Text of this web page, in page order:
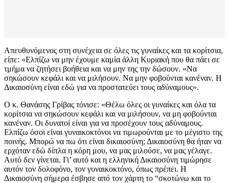
Απευθυνόμενος στη συνέχεια σε όλες τις γυναίκες και τα κορίτσια,
είπε: «Ελπίζω να μην έχουμε καμία άλλη Κυριακή που θα πάει σε
τμήμα να ζητήσει βοήθεια και να μην της την δώσουν. «Να
σηκώσουν κεφάλι και να μιλήσουν. Να μην φοβούνται κανέναν. Η
Δικαιοσύνη είναι εδώ για να προστατεύει τους αδύναμους».
Ο κ. Θανάσης Γρίβας τόνισε: «Θέλω όλες οι γυναίκες και όλα τα
κορίτσια να σηκώσουν κεφάλι και να μιλήσουν, να μη φοβούνται
κανέναν. Οι δυνατοί είναι για να προσέχουν τους αδύναμους.
Ελπίζω όσοι είναι γυναικοκτόνοι να τιμωρούνται με το μέγιστο της
ποινής. Μπορώ να πω ότι είναι δικαιοσύνη; Δικαιοσύνη θα ήταν να
ερχόταν εδώ δίπλα η κόρη μου, να μας μιλούσε, να μας γέλαγε.
Αυτό δεν γίνεται. Γι’ αυτό και η ελληνική Δικαιοσύνη τιμώρησε
αυτόν τον δολοφόνο, τον γυναικοκτόνο, όπως πρέπει. Η
Δικαιοσύνη σήμερα έσβησε από τον χάρτη το “σκοτώνω και το